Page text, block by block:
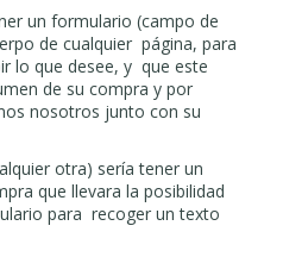
un formulario (campo de
de cualquier página, para
lo que desee, y que este
de su compra y por
nosotros junto con su
otra) sería tener un
que llevara la posibilidad
para recoger un texto